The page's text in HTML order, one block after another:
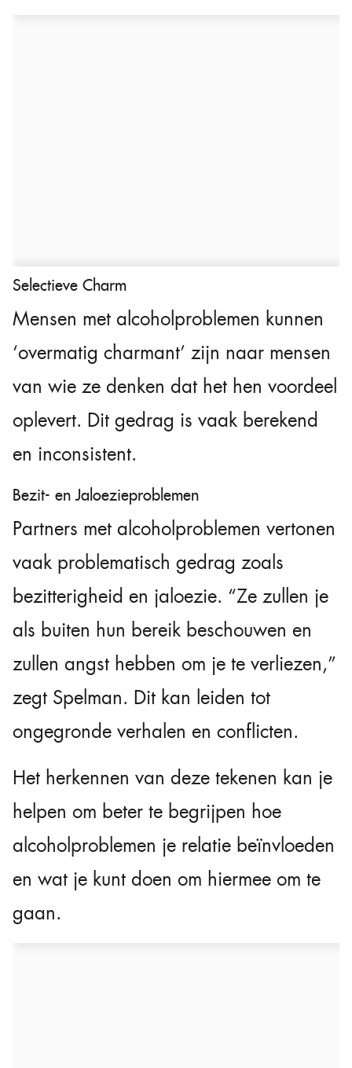
Selectieve Charm
Mensen met alcoholproblemen kunnen
‘overmatig charmant’ zijn naar mensen
van wie ze denken dat het hen voordeel
oplevert. Dit gedrag is vaak berekend
en inconsistent.
Bezit- en Jaloezieproblemen
Partners met alcoholproblemen vertonen
vaak problematisch gedrag zoals
bezitterigheid en jaloezie. “Ze zullen je
als buiten hun bereik beschouwen en
zullen angst hebben om je te verliezen,”
zegt Spelman. Dit kan leiden tot
ongegronde verhalen en conflicten.
Het herkennen van deze tekenen kan je
helpen om beter te begrijpen hoe
alcoholproblemen je relatie beïnvloeden
en wat je kunt doen om hiermee om te
gaan.